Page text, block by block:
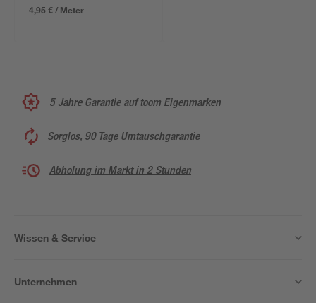
4,95 € / Meter
5 Jahre Garantie auf toom Eigenmarken
Sorglos, 90 Tage Umtauschgarantie
Abholung im Markt in 2 Stunden
Wissen & Service
Unternehmen